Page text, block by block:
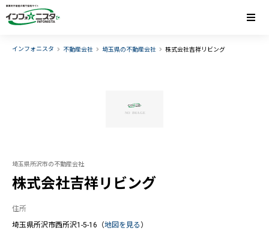
インフォニスタ 不動産会社 埼玉県の不動産会社 株式会社吉祥リビング
埼玉県所沢市の不動産会社
株式会社吉祥リビング
住所
埼玉県所沢市西所沢1-5-16（地図を見る ）